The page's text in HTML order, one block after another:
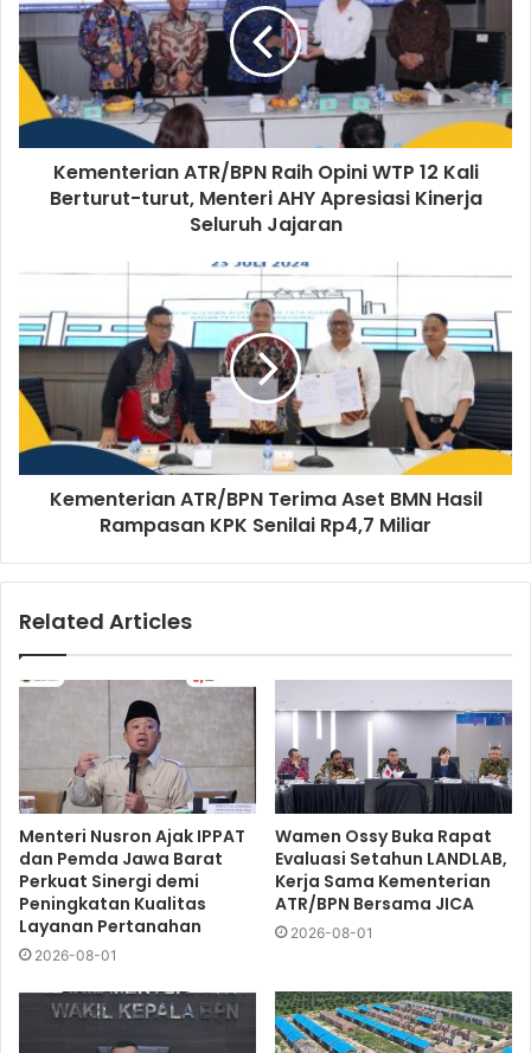
Kementerian ATR/BPN Raih Opini WTP 12 Kali
Berturut-turut, Menteri AHY Apresiasi Kinerja
Seluruh Jajaran
Kementerian ATR/BPN Terima Aset BMN Hasil
Rampasan KPK Senilai Rp4,7 Miliar
Related Articles
Menteri Nusron Ajak IPPAT
dan Pemda Jawa Barat
Perkuat Sinergi demi
Peningkatan Kualitas
Layanan Pertanahan
2026-08-01
Wamen Ossy Buka Rapat
Evaluasi Setahun LANDLAB,
Kerja Sama Kementerian
ATR/BPN Bersama JICA
2026-08-01